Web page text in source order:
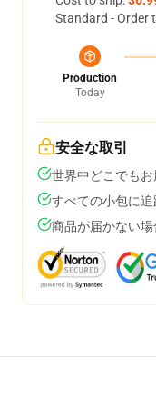
Standard - Order
Production
Today
安全な取引
世界中どこでもお
すべての小包に
商品が届かない